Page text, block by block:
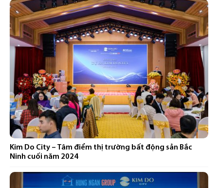
Kim Do City – Tâm điểm thị trường bất động sản Bắc
Ninh cuối năm 2024